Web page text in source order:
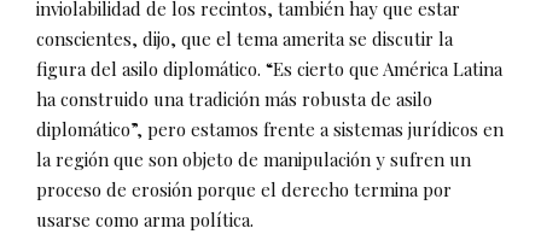
inviolabilidad de los recintos, también hay que estar
conscientes, dijo, que el tema amerita se discutir la
figura del asilo diplomático. “Es cierto que América Latina
ha construido una tradición más robusta de asilo
diplomático”, pero estamos frente a sistemas jurídicos en
la región que son objeto de manipulación y sufren un
proceso de erosión porque el derecho termina por
usarse como arma política.